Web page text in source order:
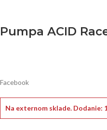
Pumpa ACID
Facebook
Na externom sklade. Dodanie: